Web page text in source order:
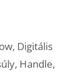
, Digitális
, Handle,